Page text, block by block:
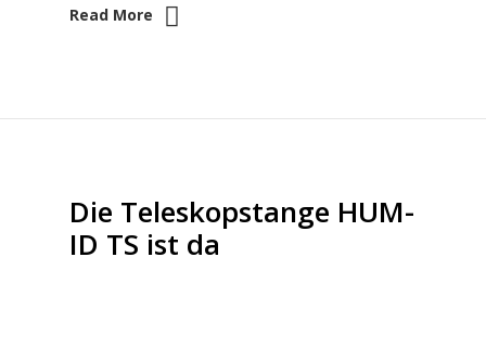
Read More
Die Teleskopstange HUM-
ID TS ist da